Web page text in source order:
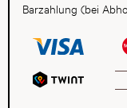
Barzahlung (bei